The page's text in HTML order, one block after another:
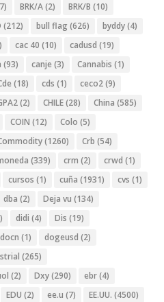
BRK/A(2) BRK/B (10)
(212) bull flag (626) byddy(4)
cac 40 (10) cadusd (19)
(93) canje (3) Cannabis (1)
(18) cds (1) ceco2(9)
(2) CHILE(28) China (585)
COIN (12) Colo (5)
(1260) Crb (54)
(339) crm (2) crwd (1)
cursos (1) cuña (1931) cvs (1)
dba (2) Deja vu (134)
didi (4) Dis (19)
docn (1) dogeusd (2)
(265)
(2) Dxy(290) ebr(4)
EDU (2) ee.u (7) EE.UU. (4500)